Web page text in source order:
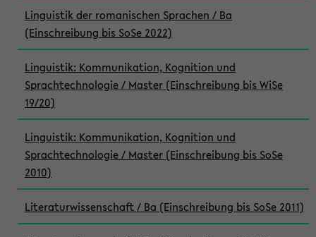
Linguistik der romanischen Sprachen / Ba
(Einschreibung bis SoSe 2022)
Linguistik: Kommunikation, Kognition und
Sprachtechnologie / Master (Einschreibung bis WiSe
19/20)
Linguistik: Kommunikation, Kognition und
Sprachtechnologie / Master (Einschreibung bis SoSe
2010)
Literaturwissenschaft / Ba (Einschreibung bis SoSe 2011)